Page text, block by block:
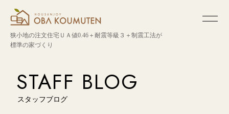
狭小地の注文住宅ＵＡ値0.46＋耐震等級３＋制震工法が
標準の家づくり
STAFF BLOG
スタッフブログ